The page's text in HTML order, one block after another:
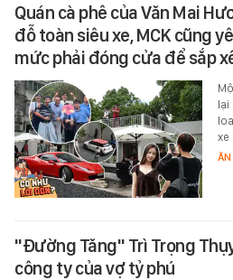
Quán cà phê của Văn Mai
đỗ toàn siêu xe, MCK cũng
mức phải đóng cửa để sắp
lại
xe
"Đường Tăng" Trì Trọng
công ty của vợ tỷ phú